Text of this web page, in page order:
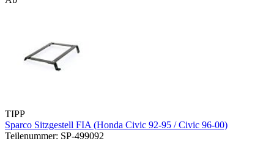
TIPP
Sparco Sitzgestell FIA (Honda Civic 92-95 / Civic 96-00)
Teilenummer: SP-499092